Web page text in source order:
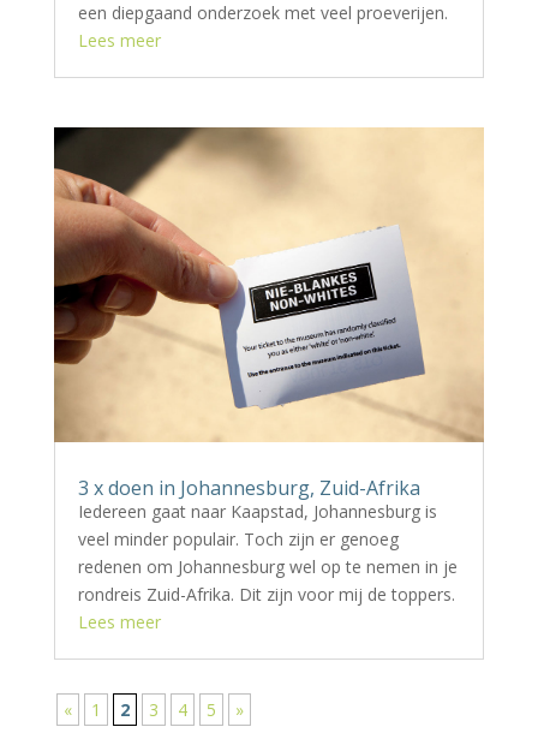
een diepgaand onderzoek met veel proeverijen.
Lees meer
3 x doen in Johannesburg, Zuid-Afrika
Iedereen gaat naar Kaapstad, Johannesburg is
veel minder populair. Toch zijn er genoeg
redenen om Johannesburg wel op te nemen in je
rondreis Zuid-Afrika. Dit zijn voor mij de toppers.
Lees meer
« 1 2 3 4 5 »